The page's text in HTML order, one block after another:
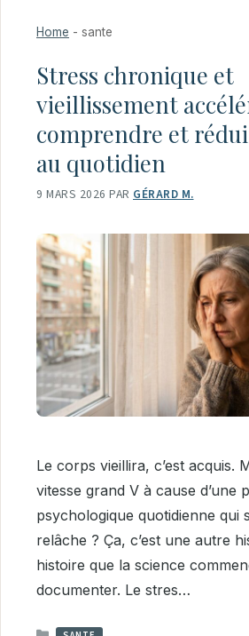
Home - sante
Stress chronique et
vieillissement
comprendre et
au quotidien
9 MARS 2026 PAR GÉRARD M.
Le corps vieillira, c’est acquis.
vitesse grand V à cause d’une
psychologique quotidienne qui
relâche ? Ça, c’est une autre
histoire que la science
documenter. Le stres…